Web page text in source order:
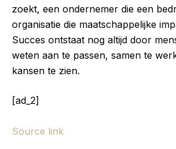
zoekt, een ondernemer die een
organisatie die maatschappelijke
Succes ontstaat nog altijd door
weten aan te passen, samen te
kansen te zien.
[ad_2]
Source link